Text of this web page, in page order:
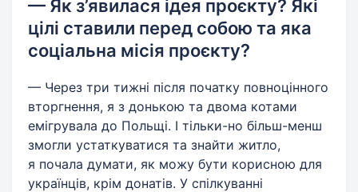
— Як з’явилася ідея проєкту? Які
цілі ставили перед собою та яка
соціальна місія проєкту?
— Через три тижні після початку повноцінного
вторгнення, я з донькою та двома котами
емігрувала до Польщі. І тільки-но більш-менш
змогли устаткуватися та знайти житло,
я почала думати, як можу бути корисною для
українців, крім донатів. У спілкуванні